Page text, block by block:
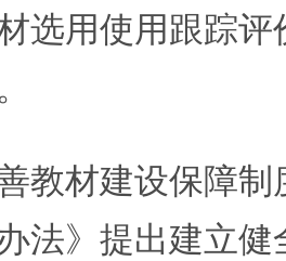
选用使用跟踪
材建设保障制
法》提出建立